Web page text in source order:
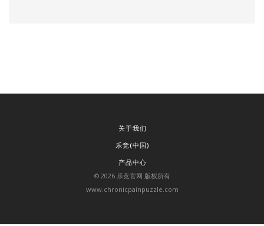
关于我们
乐竞(中国)
产品中心
© 2026乐竞官网 版权所有
www.chronicpainpuzzle.com